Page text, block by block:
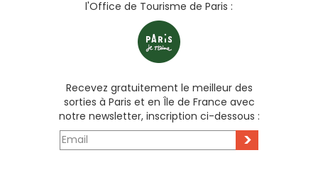
l'Office de Tourisme de Paris :
Recevez gratuitement le meilleur des
sorties à Paris et en Île de France avec
notre newsletter, inscription ci-dessous :
>